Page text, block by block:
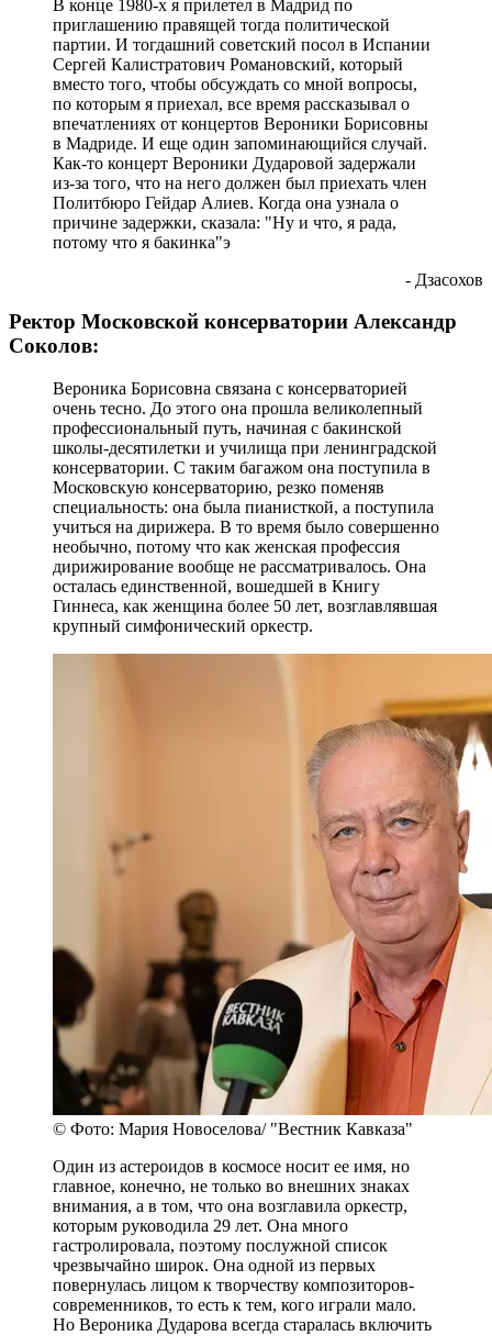
В конце 1980-х я прилетел в Мадрид по
приглашению правящей тогда политической
партии. И тогдашний советский посол в Испании
Сергей Калистратович Романовский, который
вместо того, чтобы обсуждать со мной вопросы,
по которым я приехал, все время рассказывал о
впечатлениях от концертов Вероники Борисовны
в Мадриде. И еще один запоминающийся случай.
Как-то концерт Вероники Дударовой задержали
из-за того, что на него должен был приехать член
Политбюро Гейдар Алиев. Когда она узнала о
причине задержки, сказала: "Ну и что, я рада,
потому что я бакинка"э
- Дзасохов
Ректор Московской консерватории Александр
Соколов:
Вероника Борисовна связана с консерваторией
очень тесно. До этого она прошла великолепный
профессиональный путь, начиная с бакинской
школы-десятилетки и училища при ленинградской
консерватории. С таким багажом она поступила в
Московскую консерваторию, резко поменяв
специальность: она была пианисткой, а поступила
учиться на дирижера. В то время было совершенно
необычно, потому что как женская профессия
дирижирование вообще не рассматривалось. Она
осталась единственной, вошедшей в Книгу
Гиннеса, как женщина более 50 лет, возглавлявшая
крупный симфонический оркестр.
© Фото: Мария Новоселова/ "Вестник Кавказа"
Один из астероидов в космосе носит ее имя, но
главное, конечно, не только во внешних знаках
внимания, а в том, что она возглавила оркестр,
которым руководила 29 лет. Она много
гастролировала, поэтому послужной список
чрезвычайно широк. Она одной из первых
повернулась лицом к творчеству композиторов-
современников, то есть к тем, кого играли мало.
Но Вероника Дударова всегда старалась включить